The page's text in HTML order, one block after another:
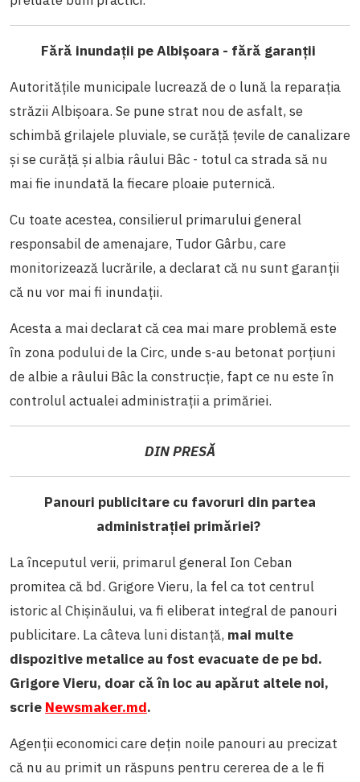
Fără inundații pe Albișoara - fără garanții
Autoritățile municipale lucrează de o lună la reparația
străzii Albișoara. Se pune strat nou de asfalt, se
schimbă grilajele pluviale, se curăță țevile de canalizare
și se curăță și albia râului Bâc - totul ca strada să nu
mai fie inundată la fiecare ploaie puternică.
Cu toate acestea, consilierul primarului general
responsabil de amenajare, Tudor Gârbu, care
monitorizează lucrările, a declarat că nu sunt garanții
că nu vor mai fi inundații.
Acesta a mai declarat că cea mai mare problemă este
în zona podului de la Circ, unde s-au betonat porțiuni
de albie a râului Bâc la construcție, fapt ce nu este în
controlul actualei administrații a primăriei.
DIN PRESĂ
Panouri publicitare cu favoruri din partea
administrației primăriei?
La începutul verii, primarul general Ion Ceban
promitea că bd. Grigore Vieru, la fel ca tot centrul
istoric al Chișinăului, va fi eliberat integral de panouri
publicitare. La câteva luni distanță, mai multe
dispozitive metalice au fost evacuate de pe bd.
Grigore Vieru, doar că în loc au apărut altele noi,
scrie Newsmaker.md.
Agenții economici care dețin noile panouri au precizat
că nu au primit un răspuns pentru cererea de a le fi